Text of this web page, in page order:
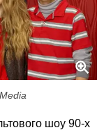
шоу 90-х